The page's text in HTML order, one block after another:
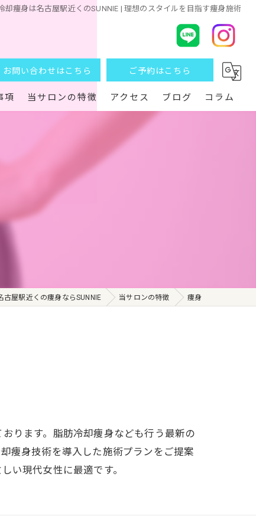
却痩身は名古屋駅近くのSUNNIE | 理想のスタイルを目指す痩身施術
お問い合わせはこちら ご予約はこちら
項 当サロンの特徴
脂肪冷却痩身
アクセス ブログ コラム
古屋駅近くの痩身ならSUNNIE 当サロンの特徴 痩身
ります。脂肪冷却痩身なども行う最新の
痩身技術を導入した施術プランをご提案
い現代女性に最適です。